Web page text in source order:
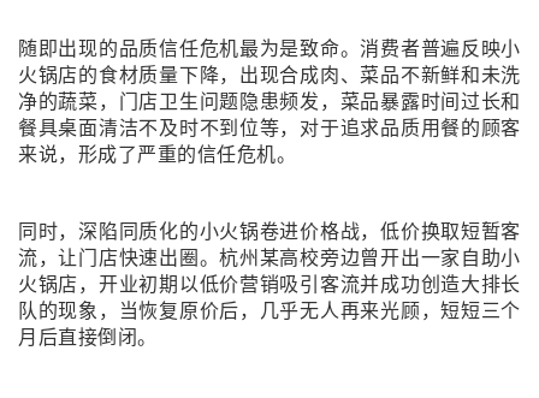
随即出现的品质信任危机最为是致命。消费者普遍反映小
火锅店的食材质量下降，出现合成肉、菜品不新鲜和未洗
净的蔬菜，门店卫生问题隐患频发，菜品暴露时间过长和
餐具桌面清洁不及时不到位等，对于追求品质用餐的顾客
来说，形成了严重的信任危机。
同时，深陷同质化的小火锅卷进价格战，低价换取短暂客
流，让门店快速出圈。杭州某高校旁边曾开出一家自助小
火锅店，开业初期以低价营销吸引客流并成功创造大排长
队的现象，当恢复原价后，几乎无人再来光顾，短短三个
月后直接倒闭。